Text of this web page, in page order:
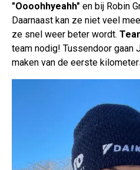
"Oooohhyeahh" en bij Robin
Daarnaast kan ze niet veel
ze snel weer beter wordt.
team nodig! Tussendoor gaan
maken van de eerste